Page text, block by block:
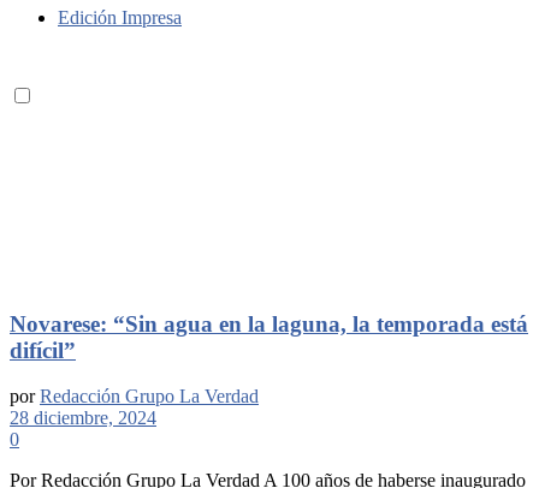
Edición Impresa
Novarese: “Sin agua en la laguna, la temporada está
difícil”
por Redacción Grupo La Verdad
28 diciembre, 2024
0
Por Redacción Grupo La Verdad A 100 años de haberse inaugurado